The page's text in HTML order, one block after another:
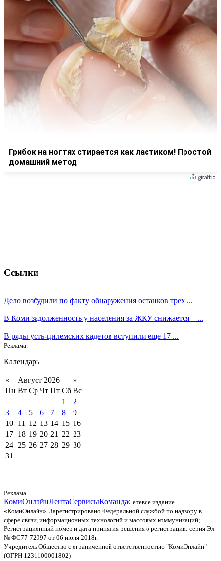
Грибок на ногтях стирается как ластиком! Простой
домашний метод
Ссылки
Дело возбудили по факту обнаружения останков трех ...
В Коми задолженность у населения за ЖКУ снижается – ...
В ряды усть-цилемских кадетов вступили еще 17 ...
Реклама.
Календарь
« Август 2026
»
Пн Вт Ср Чт Пт Сб Вс
1
2
3
4 5 6 7 8
9
10 11 12 13 14 15 16
17 18 19 20 21 22 23
24 25 26 27 28 29 30
31
Реклама
КомиОнлайнЛентаСервисыКомандаСетевое издание
«КомиОнлайн». Зарегистрировано Федеральной службой по надзору в
сфере связи, информационных технологий и массовых коммуникаций;
Регистрационный номер и дата принятия решения о регистрации: серия Эл
№ ФС77-72997 от 06 июня 2018г.
Учредитель Общество с ограниченной ответственностью "КомиОнлайн"
(ОГРН 1231100001802)